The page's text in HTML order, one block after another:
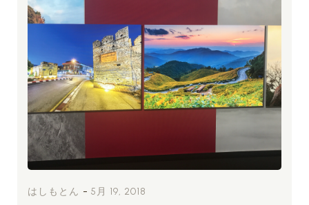
はしもとん - 5月 19, 2018